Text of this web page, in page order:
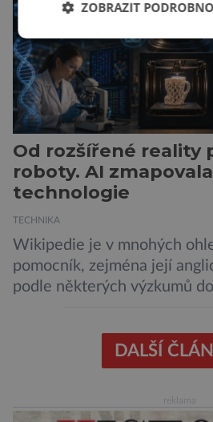
Od rozšířené reality
roboty. AI
technologie
TECHNIKA
Wikipedie je v mnohých
pomocník, zejména její
podle některých výzkumů
křišťálovou kouli, ze které
věštila, které technologie v
Za vším stojí australští
DALŠÍ
ZOBRAZIT